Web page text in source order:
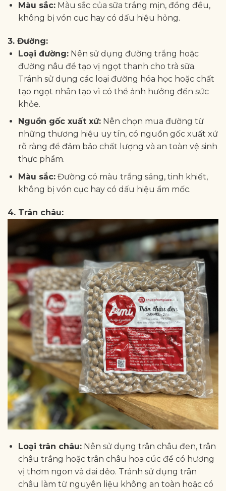
Màu sắc:Màu sắc của sữa trắng mịn, đồng đều,
không bị vón cục hay có dấu hiệu hỏng.
3. Đường:
Loại đường:Nên sử dụng đường trắng hoặc
đường nâu để tạo vị ngọt thanh cho trà sữa.
Tránh sử dụng các loại đường hóa học hoặc chất
tạo ngọt nhân tạo vì có thể ảnh hưởng đến sức
khỏe.
Nguồn gốc xuất xứ:Nên chọn mua đường từ
những thương hiệu uy tín, có nguồn gốc xuất xứ
rõ ràng để đảm bảo chất lượng và an toàn vệ sinh
thực phẩm.
Màu sắc:Đường có màu trắng sáng, tinh khiết,
không bị vón cục hay có dấu hiệu ẩm mốc.
4. Trân châu:
Loại trân châu:Nên sử dụng trân châu đen, trân
châu trắng hoặc trân châu hoa cúc để có hương
vị thơm ngon và dai dẻo. Tránh sử dụng trân
châu làm từ nguyên liệu không an toàn hoặc có